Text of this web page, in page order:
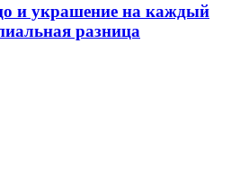
и украшение на каждый
разница